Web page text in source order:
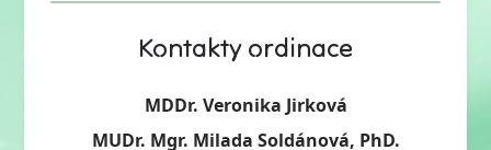
Kontakty ordinace
MDDr. Veronika Jirková
MUDr. Mgr. Milada Soldánová, PhD.